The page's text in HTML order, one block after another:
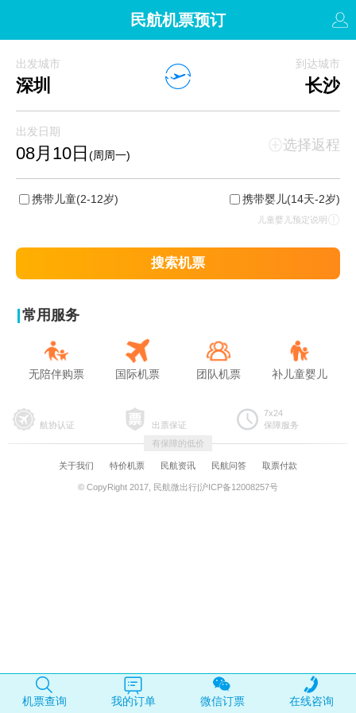
民航机票预订
出发城市
深圳
到达城市
长沙
出发日期
08月10日 (周周一)
选择返程
携带儿童(2-12岁) 携带婴儿(14天-2岁)
儿童婴儿预定说明
搜索机票
常用服务
无陪伴购票 国际机票 团队机票 补儿童婴儿
航协认证 出票保证
7x24
保障服务
有保障的低价
关于我们 特价机票 民航资讯 民航问答 取票付款
© CopyRight 2017, 民航微出行|沪ICP备12008257号
机票查询 我的订单 微信订票 在线咨询